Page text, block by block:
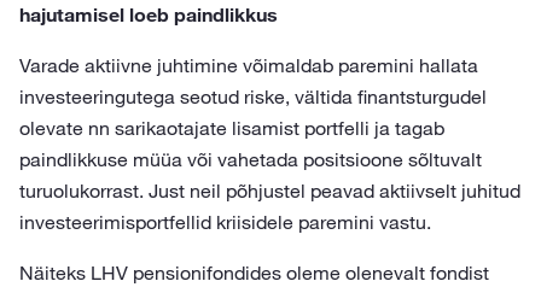
hajutamisel loeb paindlikkus
Varade aktiivne juhtimine võimaldab paremini hallata
investeeringutega seotud riske, vältida finantsturgudel
olevate nn sarikaotajate lisamist portfelli ja tagab
paindlikkuse müüa või vahetada positsioone sõltuvalt
turuolukorrast. Just neil põhjustel peavad aktiivselt juhitud
investeerimisportfellid kriisidele paremini vastu.
Näiteks LHV pensionifondides oleme olenevalt fondist